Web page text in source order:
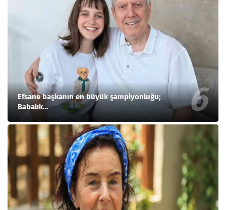
Efsane başkanın en büyük şampiyonluğu;
Babalık…